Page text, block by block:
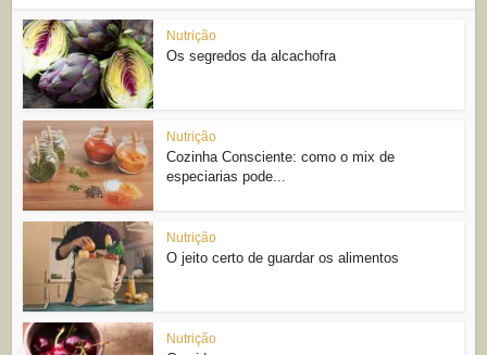
Nutrição
Os segredos da alcachofra
Nutrição
Cozinha Consciente: como o mix de
especiarias pode...
Nutrição
O jeito certo de guardar os alimentos
Nutrição